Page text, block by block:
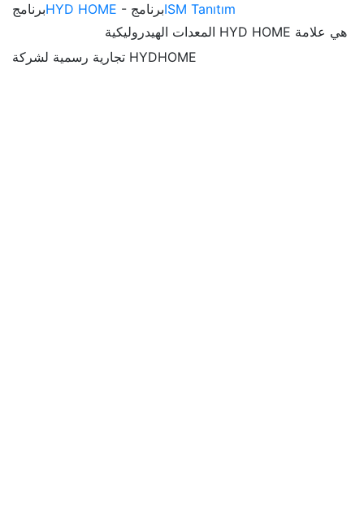
برنامجHYD HOME - برنامجISM Tanıtım
المعدات الهيدروليكية HYD HOME هي علامة
تجارية رسمية لشركة HYDHOME